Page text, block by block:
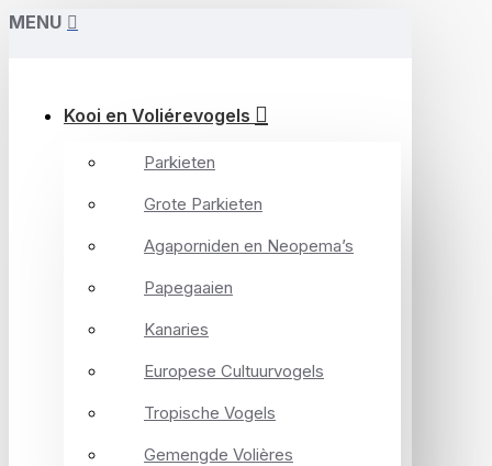
MENU
Kooi en Voliérevogels
Parkieten
Grote Parkieten
Agaporniden en Neopema’s
Papegaaien
Kanaries
Europese Cultuurvogels
Tropische Vogels
Gemengde Volières